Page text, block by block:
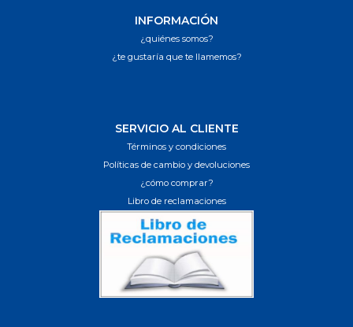
INFORMACIÓN
¿quiénes somos?
¿te gustaría que te llamemos?
SERVICIO AL CLIENTE
Términos y condiciones
Políticas de cambio y devoluciones
¿cómo comprar?
Libro de reclamaciones